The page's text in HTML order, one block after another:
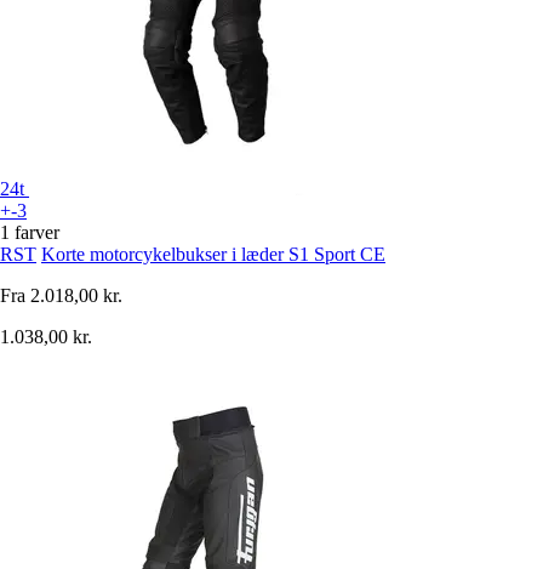
24t
+-3
1 farver
RST Korte motorcykelbukser i læder S1 Sport CE
Fra 2.018,00 kr.
1.038,00 kr.